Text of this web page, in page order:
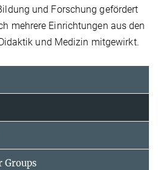
und Forschung gefördert
mehrere Einrichtungen aus den
und Medizin mitgewirkt.
Groups